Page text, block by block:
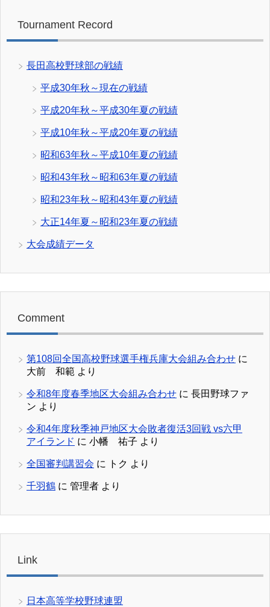
Tournament Record
長田高校野球部の戦績
平成30年秋～現在の戦績
平成20年秋～平成30年夏の戦績
平成10年秋～平成20年夏の戦績
昭和63年秋～平成10年夏の戦績
昭和43年秋～昭和63年夏の戦績
昭和23年秋～昭和43年夏の戦績
大正14年夏～昭和23年夏の戦績
大会成績データ
Comment
第108回全国高校野球選手権兵庫大会組み合わせ に
大前 和範 より
令和8年度春季地区大会組み合わせ に 長田野球ファ
ン より
令和4年度秋季神戸地区大会敗者復活3回戦 vs六甲
アイランド に 小幡 祐子 より
全国審判講習会 に トク より
千羽鶴 に 管理者 より
Link
日本高等学校野球連盟